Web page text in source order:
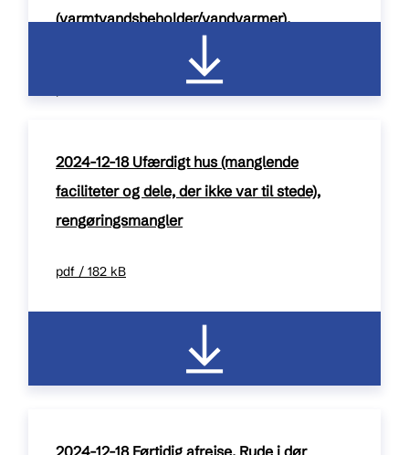
(varmtvandsbeholder/vandvarmer).
2024-12-18 Ufærdigt hus (manglende
faciliteter og dele, der ikke var til stede),
rengøringsmangler
pdf / 182 kB